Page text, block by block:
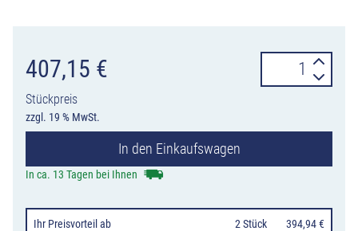
407,15 €
Stückpreis
zzgl. 19 % MwSt.
501-
streifig,
In den Einkaufswagen
In ca. 13 Tagen bei Ihnen
Ihr Preisvorteil ab 2 Stück
394,94 €